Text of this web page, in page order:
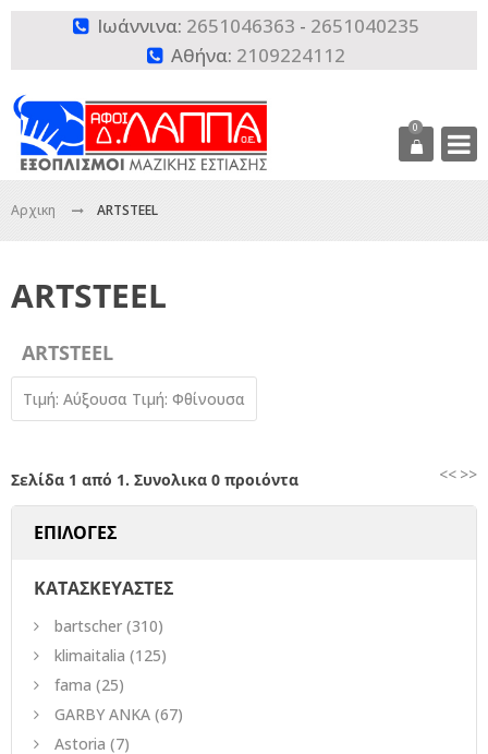
 Ιωάννινα: 2651046363 - 2651040235
 Αθήνα: 2109224112
0
Αρχικη ARTSTEEL
ARTSTEEL
ARTSTEEL
Τιμή: Αύξουσα Τιμή: Φθίνουσα
Σελίδα 1 από 1. Συνολικα 0 προιόντα << >>
ΕΠΙΛΟΓΕΣ
ΚΑΤΑΣΚΕΥΑΣΤΕΣ
bartscher (310)
klimaitalia (125)
fama (25)
GARBY ANKA (67)
Astoria (7)